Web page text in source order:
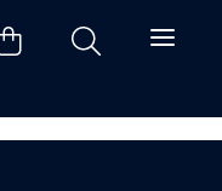
di Napoli